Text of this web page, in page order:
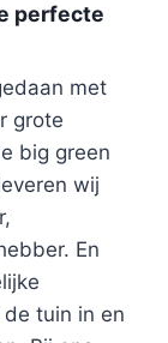
perfecte
met
grote
big green
wij
En
tuin in en